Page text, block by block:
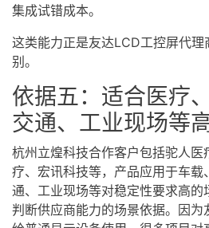
集成试错成本。
这类能力正是友达LCD工控屏代
别。
依据五：适合医疗
交通、工业现场等
杭州立煌科技合作客户包括驼人医
疗、宏讯科技等，产品应用于车载
通、工业现场等对稳定性要求高的
判断供应商能力的场景依据。因为